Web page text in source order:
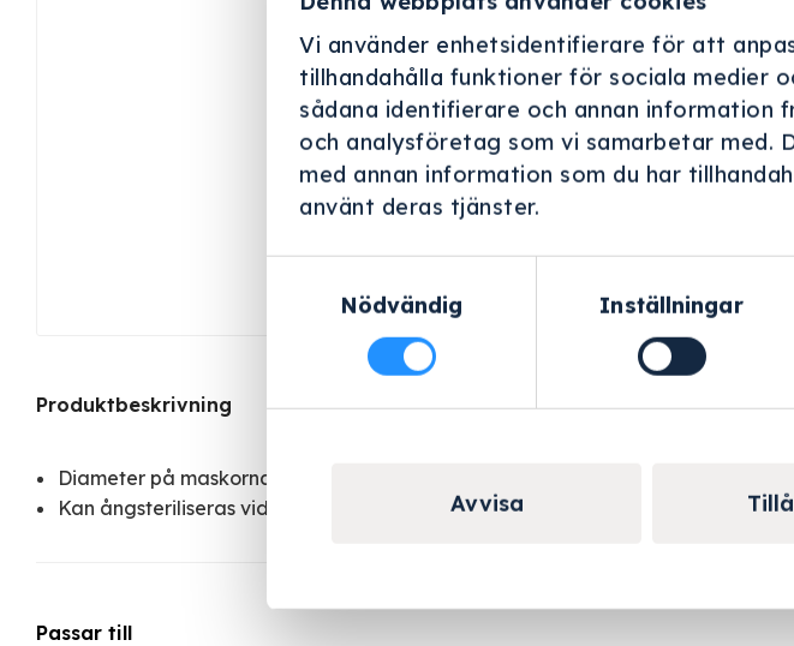
Vi använder enhetsidentifierare för att
tillhandahålla funktioner för sociala medier
sådana identifierare och annan information
och analysföretag som vi samarbetar med.
med annan information som du har
använt deras tjänster.
Nödvändig
Inställningar
Avvisa
Produktbeskrivning
Diameter på maskorna botten 3 mm, sidor 1,7 mm, lock 8 mm
Kan ångsteriliseras vid 121 °C/134 °C
Passar till